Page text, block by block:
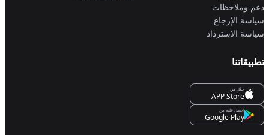
دعم وملاحظات
سياسة الإرجاع
سياسة الاسترداد
تطبيقاتنا
حمِّل من
APP Store
احصل عليه من
Google Play